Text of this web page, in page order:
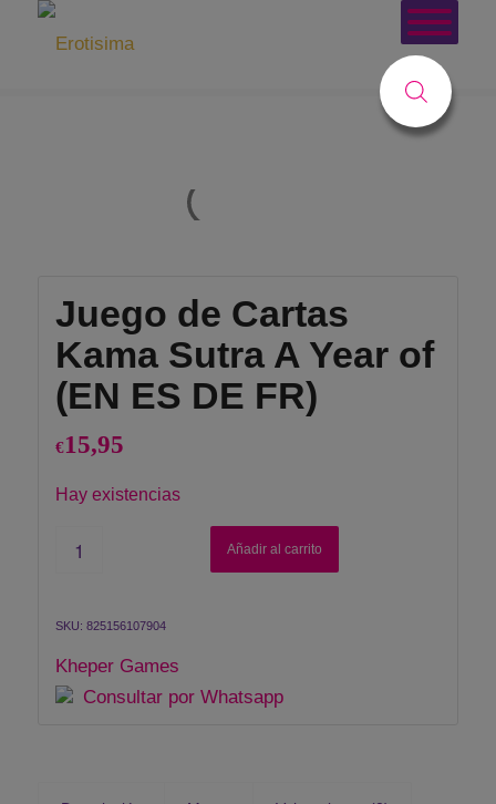
Usted está aquí: Inicio
Juego de Cartas
Kama Sutra A Year of
(EN ES DE FR)
€15,95
Hay existencias
Añadir al carrito
SKU: 825156107904
Kheper Games
Consultar por Whatsapp